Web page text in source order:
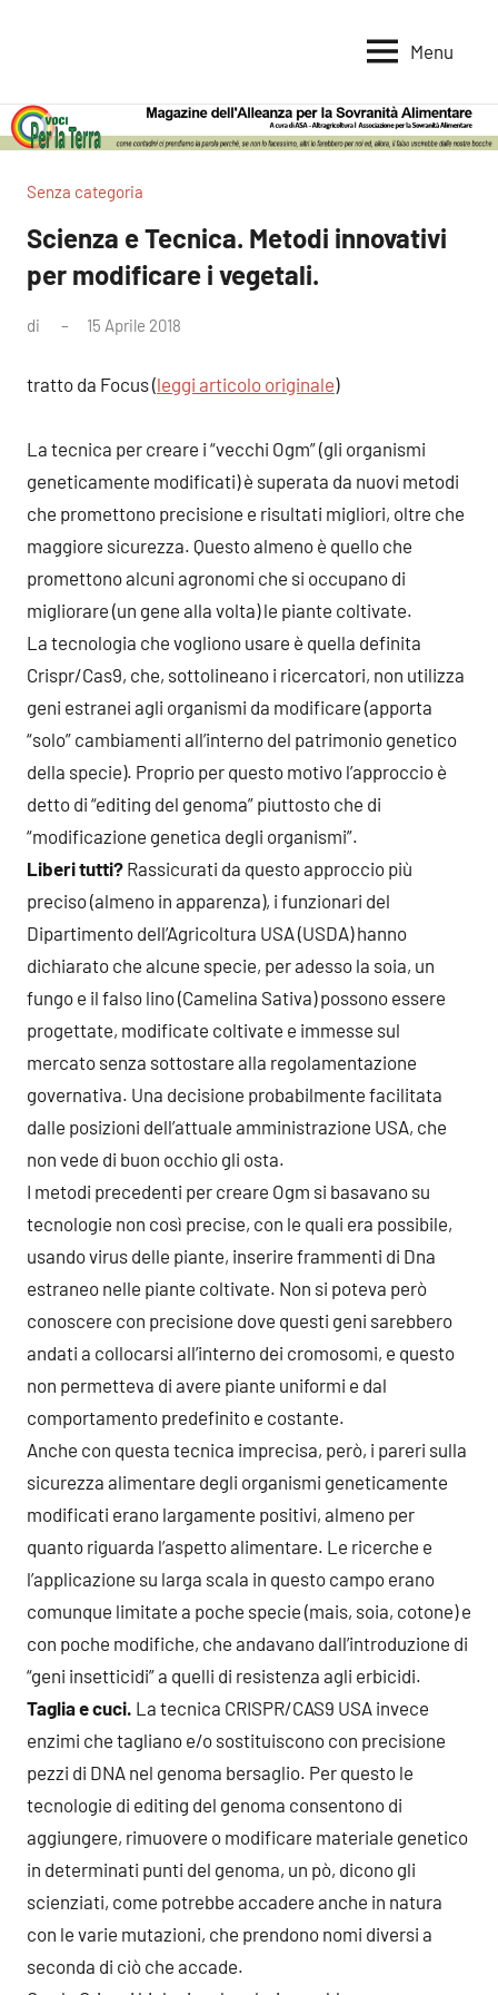
per
la
Terra
per
la
Alimentare
Menu
Senza categoria
Scienza e Tecnica. Metodi innovativi
per modificare i vegetali.
di 15 Aprile 2018
tratto da Focus (leggi articolo originale)
La tecnica per creare i “vecchi Ogm” (gli organismi
geneticamente modificati) è superata da nuovi metodi
che promettono precisione e risultati migliori, oltre che
maggiore sicurezza. Questo almeno è quello che
promettono alcuni agronomi che si occupano di
migliorare (un gene alla volta) le piante coltivate.
La tecnologia che vogliono usare è quella definita
Crispr/Cas9, che, sottolineano i ricercatori, non utilizza
geni estranei agli organismi da modificare (apporta
“solo” cambiamenti all’interno del patrimonio genetico
della specie). Proprio per questo motivo l’approccio è
detto di “editing del genoma” piuttosto che di
“modificazione genetica degli organismi”.
Liberi tutti? Rassicurati da questo approccio più
preciso (almeno in apparenza), i funzionari del
Dipartimento dell’Agricoltura USA (USDA) hanno
dichiarato che alcune specie, per adesso la soia, un
fungo e il falso lino (Camelina Sativa) possono essere
progettate, modificate coltivate e immesse sul
mercato senza sottostare alla regolamentazione
governativa. Una decisione probabilmente facilitata
dalle posizioni dell’attuale amministrazione USA, che
non vede di buon occhio gli osta.
I metodi precedenti per creare Ogm si basavano su
tecnologie non così precise, con le quali era possibile,
usando virus delle piante, inserire frammenti di Dna
estraneo nelle piante coltivate. Non si poteva però
conoscere con precisione dove questi geni sarebbero
andati a collocarsi all’interno dei cromosomi, e questo
non permetteva di avere piante uniformi e dal
comportamento predefinito e costante.
Anche con questa tecnica imprecisa, però, i pareri sulla
sicurezza alimentare degli organismi geneticamente
modificati erano largamente positivi, almeno per
quanto riguarda l’aspetto alimentare. Le ricerche e
l’applicazione su larga scala in questo campo erano
comunque limitate a poche specie (mais, soia, cotone) e
con poche modifiche, che andavano dall’introduzione di
“geni insetticidi” a quelli di resistenza agli erbicidi.
Taglia e cuci. La tecnica CRISPR/CAS9 USA invece
enzimi che tagliano e/o sostituiscono con precisione
pezzi di DNA nel genoma bersaglio. Per questo le
tecnologie di editing del genoma consentono di
aggiungere, rimuovere o modificare materiale genetico
in determinati punti del genoma, un pò, dicono gli
scienziati, come potrebbe accadere anche in natura
con le varie mutazioni, che prendono nomi diversi a
seconda di ciò che accade.